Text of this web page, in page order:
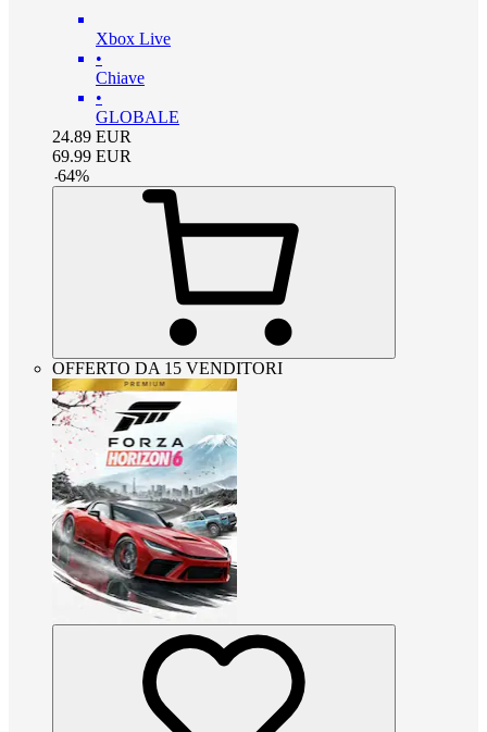
Xbox Live
•
Chiave
•
GLOBALE
24.89 EUR
69.99 EUR
-64%
OFFERTO DA 15 VENDITORI